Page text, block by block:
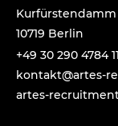
Kurfürstendamm
10719 Berlin
+49 30 290 4784 11
-setr
a@tka
tnok
artes-